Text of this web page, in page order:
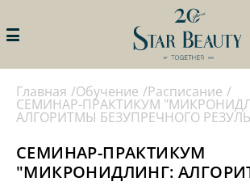
STAR BEAUTY
АКЦИИ
ПРОФИ
ДЛЯ
Главная Обучение Расписание
СЕМИНАР-ПРАКТИКУМ
АЛГОРИТМЫ БЕЗУПРЕЧНОГО
СЕМИНАР-ПРАКТИКУМ
"МИКРОНИДЛИНГ: